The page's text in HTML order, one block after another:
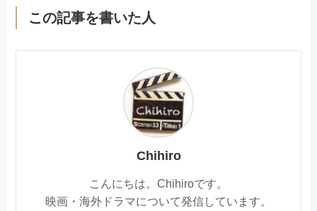
この記事を書いた人
Chihiro
こんにちは。Chihiroです。
映画・海外ドラマについて発信しています。